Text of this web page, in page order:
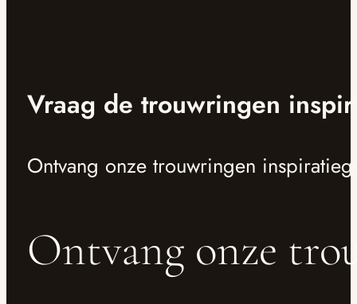
Vraag de trouwringen
Ontvang onze trouwringen
Ontvang onze